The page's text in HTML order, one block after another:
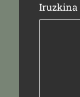
Iruzkina